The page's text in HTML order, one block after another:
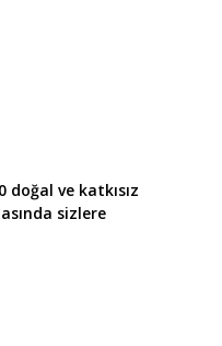
doğal ve katkısız
sizlere